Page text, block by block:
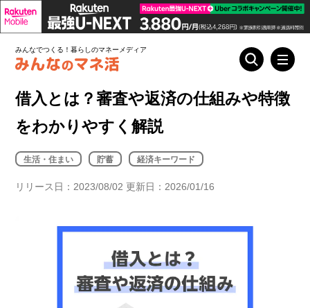
みんなでつくる！暮らしのマネーメディア
借入とは？審査や返済の仕組みや特徴
をわかりやすく解説
生活・住まい 貯蓄 経済キーワード
リリース日：2023/08/02 更新日：2026/01/16